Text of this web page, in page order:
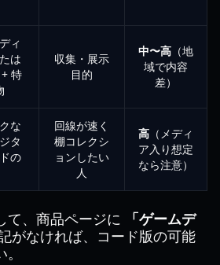
ィ
は
特
収集・展示
目的
中〜高 （地
域で内容
差）
な
タ
の
回線が速く
棚コレクシ
ョンしたい
人
高 （メディ
ア入り想定
なら注意）
て、商品ページに
「ゲームデ
がなければ、コード版の可能